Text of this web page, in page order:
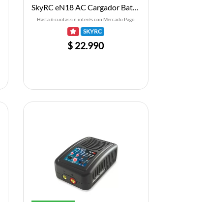
SkyRC eN18 AC Cargador Bateria (NiMh) (8S/1.2A/18W)
Hasta 6 cuotas sin interés con Mercado Pago
SKYRC
$ 22.990